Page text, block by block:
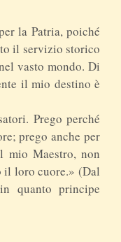
la Patria, poiché
il servizio storico
vasto mondo. Di
il mio destino è
Prego perché
prego anche per
mio Maestro, non
il loro cuore.» (Dal
quanto principe